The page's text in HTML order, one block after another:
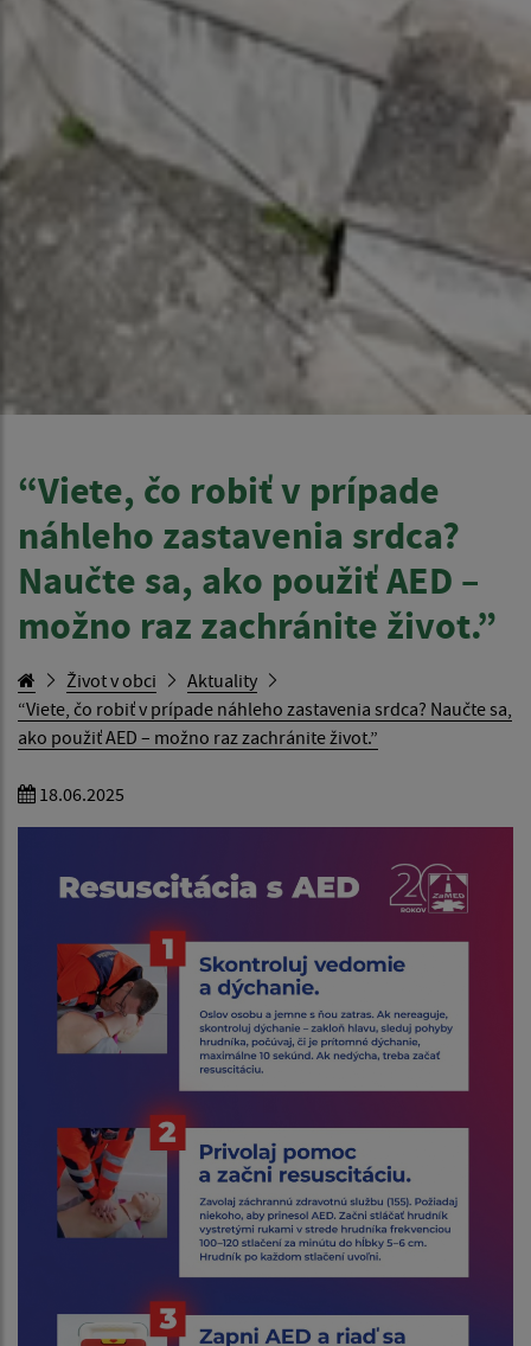
“Viete, čo robiť v prípade
náhleho zastavenia srdca?
Naučte sa, ako použiť AED –
možno raz zachránite život.”
Život v obci
Aktuality
“Viete, čo robiť v prípade náhleho zastavenia srdca? Naučte sa,
ako použiť AED – možno raz zachránite život.”
18.06.2025